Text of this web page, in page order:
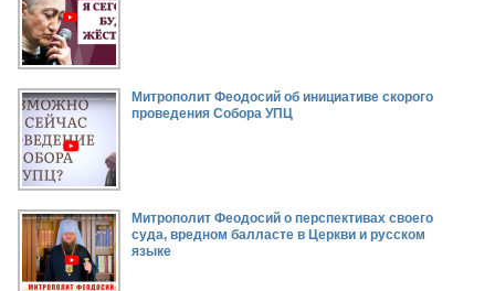
Митрополит Феодосий об инициативе скорого
проведения Собора УПЦ
Митрополит Феодосий о перспективах своего
суда, вредном балласте в Церкви и русском
языке